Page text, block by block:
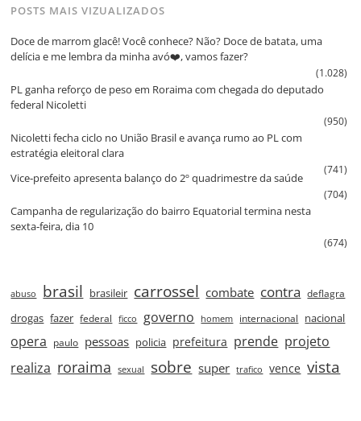
POSTS MAIS VIZUALIZADOS
Doce de marrom glacê! Você conhece? Não? Doce de batata, uma
delícia e me lembra da minha avó❤️, vamos fazer?
(1.028)
PL ganha reforço de peso em Roraima com chegada do deputado
federal Nicoletti
(950)
Nicoletti fecha ciclo no União Brasil e avança rumo ao PL com
estratégia eleitoral clara
(741)
Vice‑prefeito apresenta balanço do 2º quadrimestre da saúde
(704)
Campanha de regularização do bairro Equatorial termina nesta
sexta‑feira, dia 10
(674)
abuso brasil brasileir carrossel combate contra deflagra
drogas fazer federal ficco governo homem internacional nacional
opera paulo pessoas policia prefeitura prende projeto
realiza roraima sexual sobre super trafico vence vista